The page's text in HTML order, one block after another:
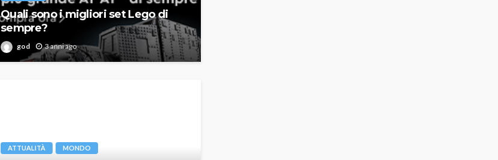
Quali sono i migliori set Lego di
sempre?
god 3 anni ago
ATTUALITÀ MONDO